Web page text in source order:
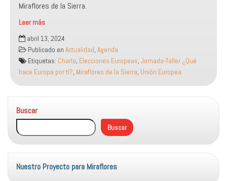
Miraflores de la Sierra.
Leer más
Jornada-
Taller
¿Qué
hace
Europa
por
tí?
abril 13, 2024
Publicado en Actualidad, Agenda
Etiquetas: Charla, Elecciones Europeas, Jornada-Taller ¿Qué
hace Europa por tí?, Miraflores de la Sierra, Unión Europea
Buscar
Buscar
Nuestro Proyecto para Miraflores